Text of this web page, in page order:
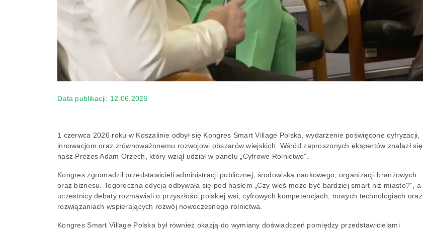
Data publikacji: 12.06.2026
1 czerwca 2026 roku w Koszalinie odbył się Kongres Smart Village Polska, wydarzenie poświęcone cyfryzacji,
innowacjom oraz zrównoważonemu rozwojowi obszarów wiejskich. Wśród zaproszonych ekspertów znalazł się
nasz Prezes Adam Orzech, który wziął udział w panelu „Cyfrowe Rolnictwo”.
Kongres zgromadził przedstawicieli administracji publicznej, środowiska naukowego, organizacji branżowych
oraz biznesu. Tegoroczna edycja odbywała się pod hasłem „Czy wieś może być bardziej smart niż miasto?”, a
uczestnicy debaty rozmawiali o przyszłości polskiej wsi, cyfrowych kompetencjach, nowych technologiach oraz
rozwiązaniach wspierających rozwój nowoczesnego rolnictwa.
Kongres Smart Village Polska był również okazją do wymiany doświadczeń pomiędzy przedstawicielami